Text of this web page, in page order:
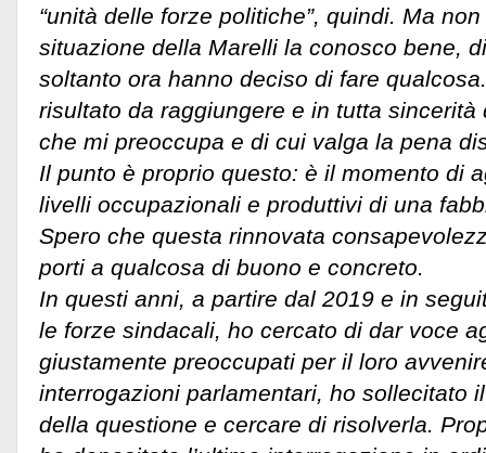
“unità delle forze politiche”, quindi. Ma
situazione della Marelli la conosco bene,
soltanto ora hanno deciso di fare
risultato da raggiungere e in tutta sincerità
che mi preoccupa e di cui valga la pena
Il punto è proprio questo: è il momento di
livelli occupazionali e produttivi di una
Spero che questa rinnovata
porti a qualcosa di buono e concreto.
In questi anni, a partire dal 2019 e in
le forze sindacali, ho cercato di dar voce
giustamente preoccupati per il loro
interrogazioni parlamentari, ho sollecitato
della questione e cercare di risolverla.